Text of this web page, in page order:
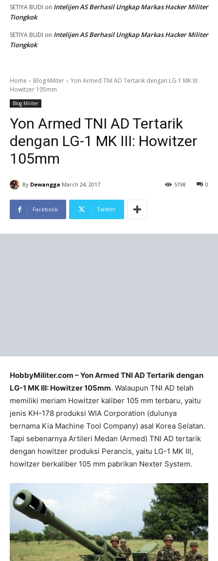
SETIYA BUDI on Intelijen AS Berhasil Ungkap Markas Hacker Militer
Tiongkok
SETIYA BUDI on Intelijen AS Berhasil Ungkap Markas Hacker Militer
Tiongkok